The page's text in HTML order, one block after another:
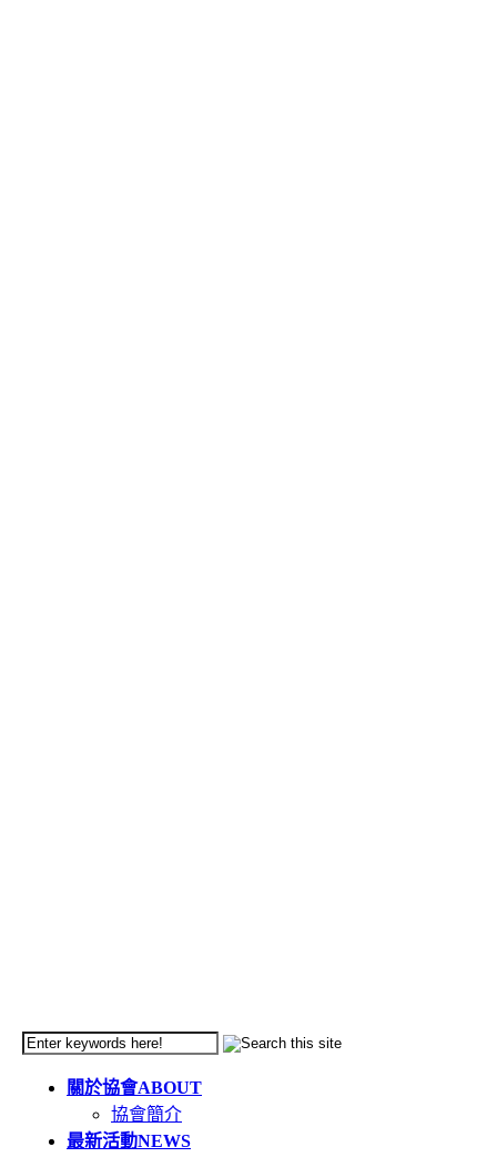
關於協會ABOUT
協會簡介
最新活動NEWS